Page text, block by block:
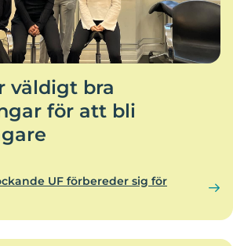
väldigt bra
för att bli
UF förbereder sig för